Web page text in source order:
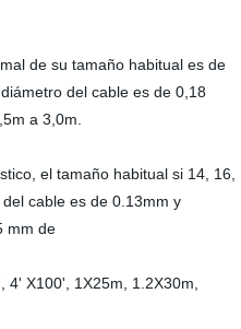
de su tamaño habitual es de
del cable es de 0,18
a 3,0m.
el tamaño habitual si 14, 16,
cable es de 0.13mm y
mm de
X100', 1X25m, 1.2X30m,